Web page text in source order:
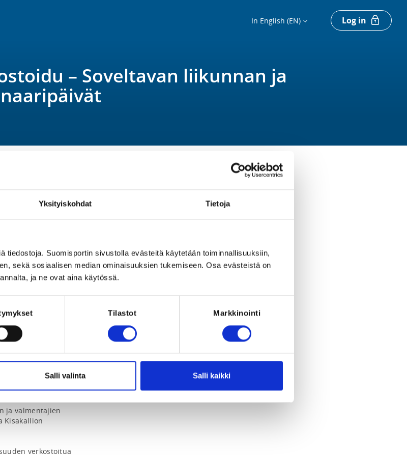
Yksityiskohdat Tietoja
tiedostoja. Suomisportin sivustolla evästeitä käytetään toiminnallisuuksiin,
sekä sosiaalisen median ominaisuuksien tukemiseen. Osa evästeistä on
ja ne ovat aina käytössä.
Tilastot Markkinointi
Salli valinta Salli kaikki
In English (EN) Log in
– Soveltavan liikunnan ja
ja valmentajien
Kisakallion
verkostoitua
Register